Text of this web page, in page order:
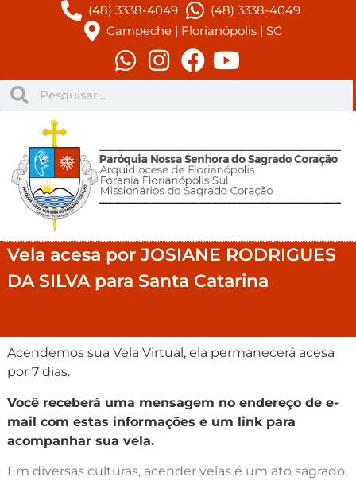
(48) 3338-4049
(48) 3338-4049
Campeche | Florianópolis | SC
Vela acesa por JOSIANE RODRIGUES
DA SILVA para Santa Catarina
Acendemos sua Vela Virtual, ela permanecerá acesa
por 7 dias.
Você receberá uma mensagem no endereço de e-
mail com estas informações e um link para
acompanhar sua vela.
Em diversas culturas, acender velas é um ato sagrado,